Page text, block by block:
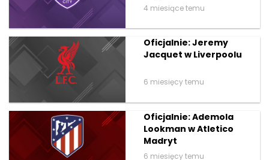
4 miesiące temu
Oficjalnie: Jeremy
Jacquet w Liverpoolu
6 miesięcy temu
Oficjalnie: Ademola
Lookman w Atletico
Madryt
6 miesięcy temu